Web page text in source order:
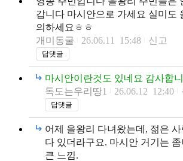
갑니다 마시안으로 가세요 실미도
의하세요ㅎㅎ
개미동굴
26.06.11 15:48 신고
답댓글
마시안이란것도 있네요 감사합
독도는우리땅1
26.06.12 12:40
답댓글
어제 을왕리 다녀왔는데, 젊은 사
다 있더라구요. 마시안 거기는
큰 느낌.